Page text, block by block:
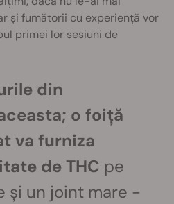
și fumătorii cu experiență vor
primei lor sesiuni de
din
o foiță
va furniza
de THC pe
și un joint mare -